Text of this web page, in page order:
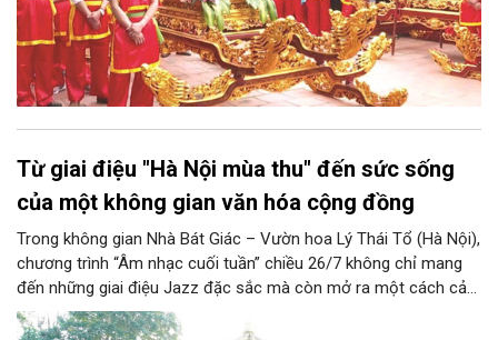
Từ giai điệu "Hà Nội mùa thu" đến sức sống
của một không gian văn hóa cộng đồng
Trong không gian Nhà Bát Giác – Vườn hoa Lý Thái Tổ (Hà Nội),
chương trình “Âm nhạc cuối tuần” chiều 26/7 không chỉ mang
đến những giai điệu Jazz đặc sắc mà còn mở ra một cách cảm
nhận mới về Hà Nội. Điểm nhấn của chương trình là ca khúc “Hà